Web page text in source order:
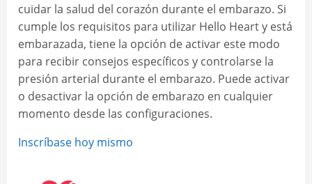
cuidar la salud del corazón durante el embarazo. Si
cumple los requisitos para utilizar Hello Heart y está
embarazada, tiene la opción de activar este modo
para recibir consejos específicos y controlarse la
presión arterial durante el embarazo. Puede activar
o desactivar la opción de embarazo en cualquier
momento desde las configuraciones.
Inscríbase hoy mismo